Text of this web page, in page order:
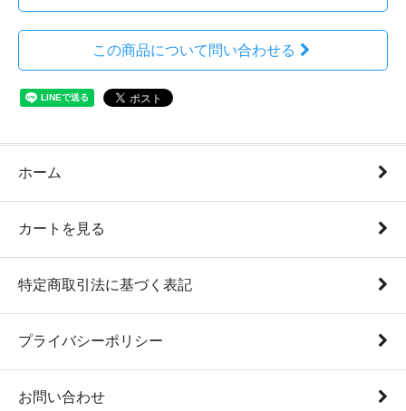
この商品について問い合わせる
ホーム
カートを見る
特定商取引法に基づく表記
プライバシーポリシー
お問い合わせ